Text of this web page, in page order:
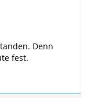
Denn
fest.